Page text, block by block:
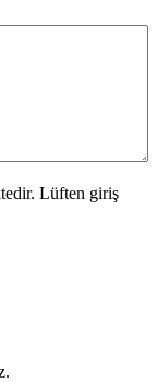
Lüften giriş